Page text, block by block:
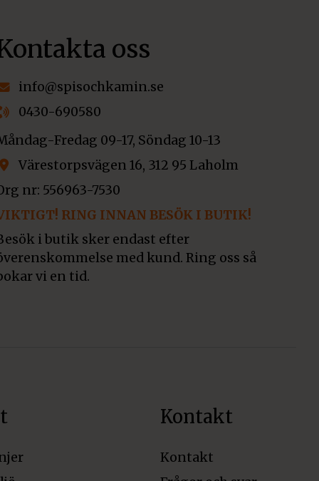
oss
info@spisochkamin.se
0430-690580
Fredag 09-17, Söndag 10-13
Värestorpsvägen 16, 312 95 Laholm
nr: 556963-7530
RING INNAN BESÖK I BUTIK!
i butik sker endast efter
med kund. Ring oss så
vi en tid.
Kontakt
Kontakt